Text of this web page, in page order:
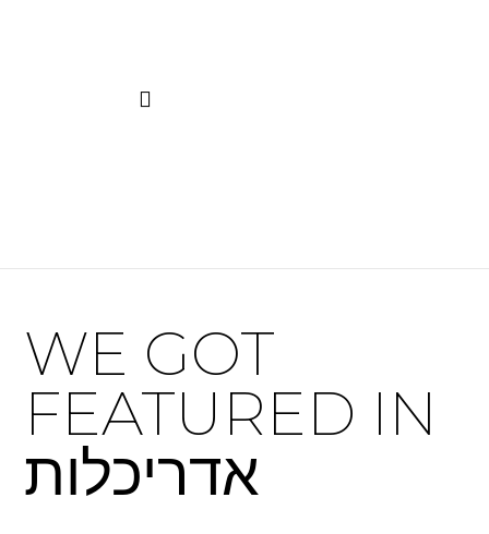
WE GOT
FEATURED IN
אדריכלות